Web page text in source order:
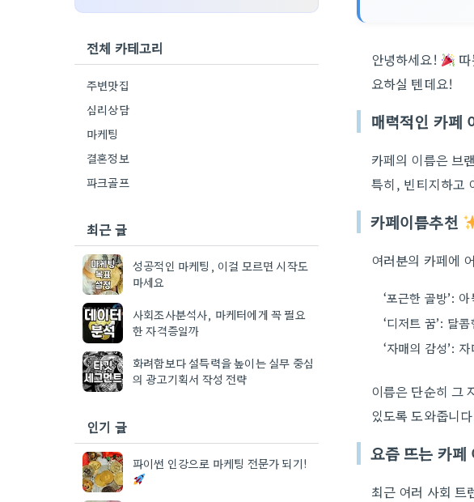
안녕하세요!
요하실 텐데요!
매력적인 카페
카페의 이름은 브
특히, 빈티지하고
카페이름추천
여러분의 카페에
‘포근한 골방’:
‘디저트 꿈’: 달
‘자매의 감성’:
이름은 단순히 그
있도록 도와줍니
요즘 뜨는 카페
최근 여러 사회 트
전체 카테고리
주변맛집
심리상담
마케팅
결혼정보
파크골프
최근 글
성공적인 마케팅, 이걸 모르면 시작도
마세요
사회조사분석사, 마케터에게 꼭 필요
한 자격증일까
화려함보다 설득력을 높이는 실무 중심
의 광고기획서 작성 전략
인기 글
파이썬 인강으로 마케팅 전문가 되기!